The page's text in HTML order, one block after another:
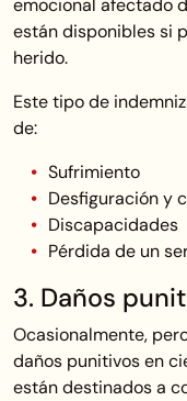
emocional afectado
están disponibles si
herido.
Este tipo de
de:
Sufrimiento
Desfiguración y
Discapacidades
Pérdida de un
3. Daños
Ocasionalmente,
daños punitivos en
están destinados a